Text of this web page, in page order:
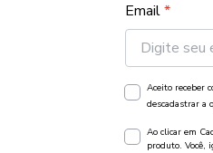
Email*
Aceito receber
descadastrar a
Ao clicar em
produto. Você,